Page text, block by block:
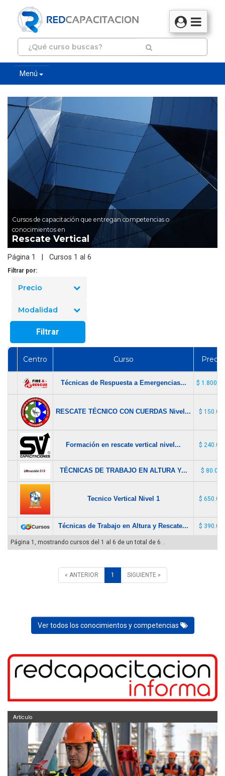
Menú
Cursos de capacitación que entregan competencias o
conocimientos en
Rescate Vertical
Página 1 | Cursos 1 al 6
Filtrar por:
Precio
Modalidad
Filtrar
Centro Curso Precio
Técnicas de Respuesta a Emergencias... $
RESCATE TÉCNICO CON CUERDAS Nivel... $
Formación en rescate vertical nivel... $
TÉCNICAS DE TRABAJO EN ALTURA Y... $ 80.000
Tecnico Vertical Nivel 1 $
Técnicas de Trabajo en Altura y Rescate... $
Página 1, mostrando cursos del 1 al 6 de un total de 6. .
« ANTERIOR 1 SIGUIENTE »
Ver todos los conocimientos y competencias
Artículo